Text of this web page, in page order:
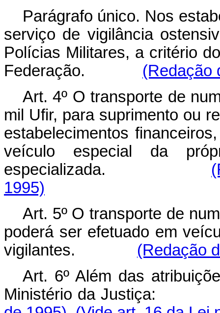
Parágrafo único. Nos
serviço de vigilância
Polícias Militares, a critério
Federação. (Redação
Art. 4º O transporte de
mil Ufir, para suprimento ou
estabelecimentos
veículo especial da
especializada.
1995)
Art. 5º O transporte de
poderá ser efetuado em
vigilantes. (Redação
Art. 6º Além das
Ministério da